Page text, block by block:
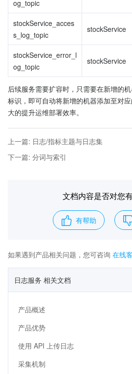
og_topic
stockService_acces
s_log_topic
stockService
stockService_error_l
og_topic
stockService
后续服务需要扩容时，只需要在新增的
标识，即可自动将新增的机器添加至对
大的提升运维部署效率。
上一篇: 日志/指标主题与日志集
下一篇: 分词与索引
文档内容是否对您
有帮助
如果遇到产品相关问题，您可咨询 在线
日志服务 相关文档
产品概述
产品优势
使用 API 上传日志
采集机制